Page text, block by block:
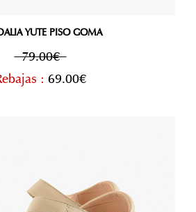
YUTE PISO GOMA
79.00€
: 69.00€